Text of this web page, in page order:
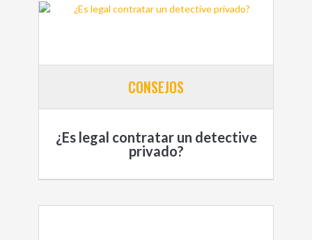
CONSEJOS
¿Es legal contratar un detective
privado?